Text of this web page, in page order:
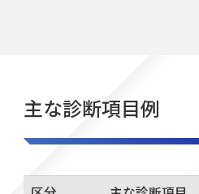
主な診断項目例